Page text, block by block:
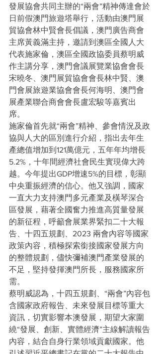
發展協會共同主辦的“兩會”精神傳達會於
日前假澳門旅遊塔舉行，活動由澳門展
貿協會林中賢會長倡議，澳門廣告商會
主席黃義滿主持，邀請到澳區全國人大
代表施家倫，澳區全國政協委員蔡明威
作主講分享，澳門會議展覽業協會會長
宋曉冬、澳門展貿協會會長林中賢、澳
門會展旅遊業協會會長何海明、澳門會
展產業聯合商會會長盧宏駿等嘉賓出
席。
施家倫首先就“兩會”精神、參會情況及政
協與人大的區別進行介紹，指出去年生
產總值增加到121萬億元，五年年均增長
5.2%，十年間經濟社會民生實現偉大跨
越。今年提出GDP增速5%的目標，彰顯
中央重振經濟的信心。他又強調，國家
一直大力支持澳門多元產業及橫琴深合
區發展，藉著全國奮力推進高質量發展
的新征程，呼籲會展業界緊扣二十大報
告、十四五規劃、2023 兩會內容等國家
政策內容，積極探索銜接國家發展方向
的整體規劃，儘快彌補澳門產業發展的
不足，堅持發揮澳門所長，服務國家所
需。
蔡明威認為，十四五規劃、“兩會”內容包
含國家政府報告、未來發展目標等重大
資訊，切實影響本澳發展，期望大家圍
繞“發展、創新、實體經濟”主線解讀報告
內容，結合自身行業領域貢獻國家。他